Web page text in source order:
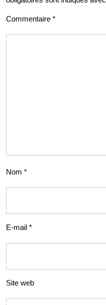
Commentaire *
Nom *
E-mail *
Site web